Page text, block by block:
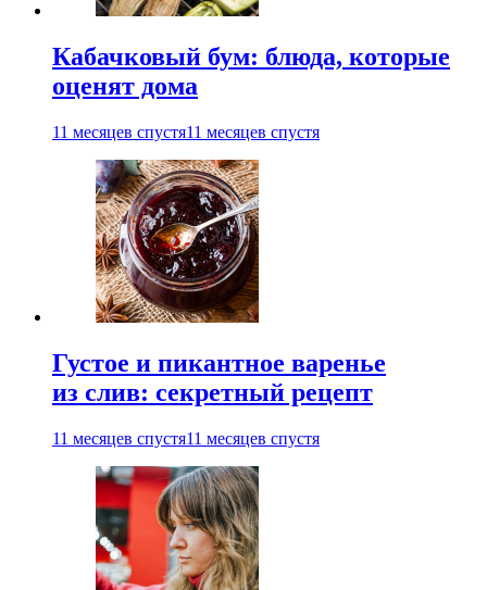
Кабачковый бум: блюда, которые
оценят дома
11 месяцев спустя11 месяцев спустя
Густое и пикантное варенье
из слив: секретный рецепт
11 месяцев спустя11 месяцев спустя